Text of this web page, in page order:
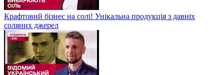
Крафтовий бізнес на солі! Унікальна продукція з давніх
соляних джерел